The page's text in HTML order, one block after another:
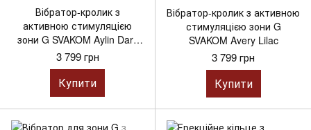
Вібратор-кролик з
активною стимуляцією
зони G SVAKOM Aylin Dark
Blue
3 799 грн
Купити
Вібратор-кролик з активною
стимуляцією зони G
SVAKOM Avery Lilac
3 799 грн
Купити